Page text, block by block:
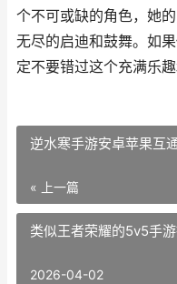
个不可或缺的角色，她
无尽的启迪和鼓舞。如
定不要错过这个充满乐
逆水寒手游安卓苹果互
« 上一篇
类似王者荣耀的5v5手
2026-04-02